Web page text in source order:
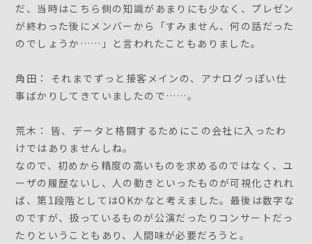
だ、当時はこちら側の知識があまりにも少なく、プレゼン
が終わった後にメンバーから「すみません、何の話だった
のでしょうか……」と言われたこともありました。
角田： それまでずっと接客メインの、アナログっぽい仕
事ばかりしてきていましたので……。
荒木： 皆、データと格闘するためにこの会社に入ったわ
けではありませんしね。
なので、初めから精度の高いものを求めるのではなく、ユ
ーザの履歴ないし、人の動きといったものが可視化されれ
ば、第1段階としてはOKかなと考えました。最後は数字な
のですが、扱っているものが公演だったりコンサートだっ
たりということもあり、人間味が必要だろうと。